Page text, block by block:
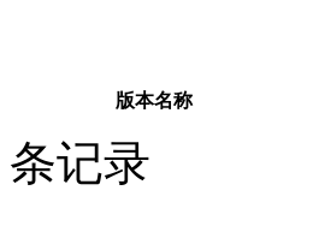
版本名称
记录